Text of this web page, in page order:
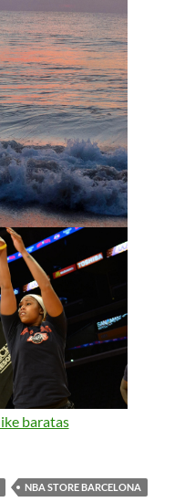
NBA STORE BARCELONA